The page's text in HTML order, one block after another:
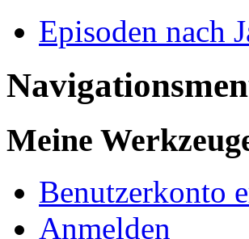
Episoden nach
Meine
Benutzerkonto
Anmelden